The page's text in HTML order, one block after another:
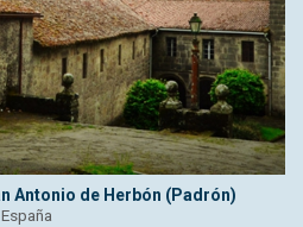
Antonio de Herbón (Padrón)